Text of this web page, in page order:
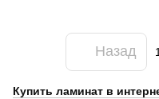
Назад 1
Купить ламинат в